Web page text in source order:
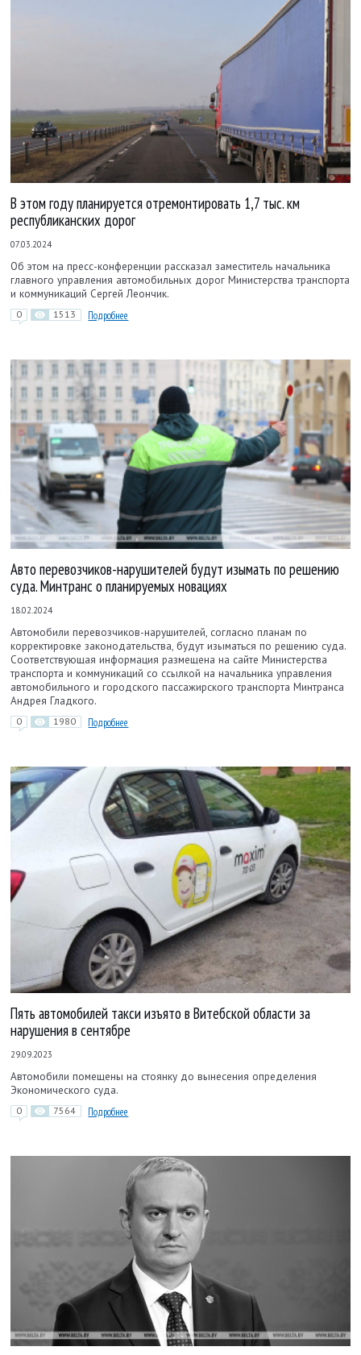
В этом году планируется отремонтировать 1,7 тыс. км
республиканских дорог
07.03.2024
Об этом на пресс-конференции рассказал заместитель начальника
главного управления автомобильных дорог Министерства транспорта
и коммуникаций Сергей Леончик.
0 1513 Подробнее
Авто перевозчиков-нарушителей будут изымать по решению
суда. Минтранс о планируемых новациях
18.02.2024
Автомобили перевозчиков-нарушителей, согласно планам по
корректировке законодательства, будут изыматься по решению суда.
Соответствующая информация размещена на сайте Министерства
транспорта и коммуникаций со ссылкой на начальника управления
автомобильного и городского пассажирского транспорта Минтранса
Андрея Гладкого.
0 1980 Подробнее
Пять автомобилей такси изъято в Витебской области за
нарушения в сентябре
29.09.2023
Автомобили помещены на стоянку до вынесения определения
Экономического суда.
0 7564 Подробнее